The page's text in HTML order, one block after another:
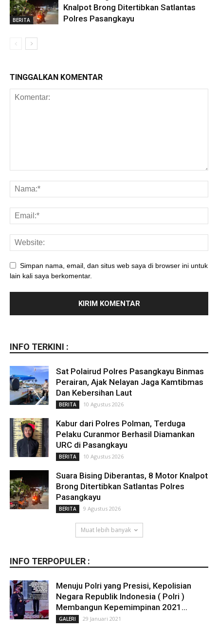
BERITA
Knalpot Brong Ditertibkan Satlantas
Polres Pasangkayu
TINGGALKAN KOMENTAR
Simpan nama, email, dan situs web saya di browser ini untuk
lain kali saya berkomentar.
INFO TERKINI :
Sat Polairud Polres Pasangkayu Binmas
Perairan, Ajak Nelayan Jaga Kamtibmas
Dan Kebersihan Laut
BERITA 10 Agustus 2026
Kabur dari Polres Polman, Terduga
Pelaku Curanmor Berhasil Diamankan
URC di Pasangkayu
BERITA 10 Agustus 2026
Suara Bising Diberantas, 8 Motor Knalpot
Brong Ditertibkan Satlantas Polres
Pasangkayu
BERITA 9 Agustus 2026
Muat lebih banyak
INFO TERPOPULER :
Menuju Polri yang Presisi, Kepolisian
Negara Republik Indonesia ( Polri )
Membangun Kepemimpinan 2021...
GALERI 29 Januari 2021